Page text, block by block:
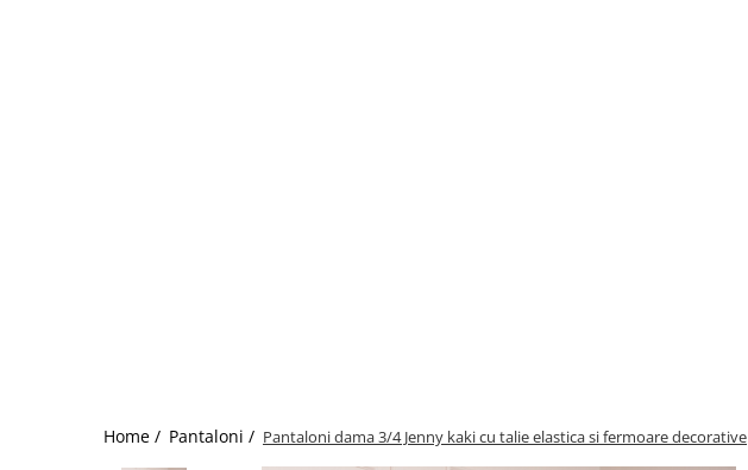
Home / Pantaloni / Pantaloni dama 3/4 Jenny kaki cu talie elastica si fermoare decorative